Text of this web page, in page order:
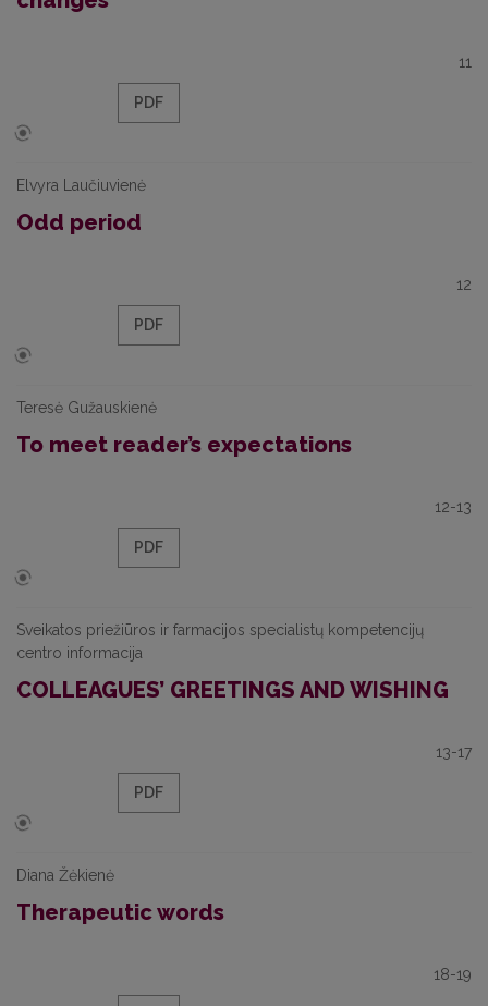
11
PDF
Elvyra Laučiuvienė
Odd period
12
PDF
Teresė Gužauskienė
To meet reader’s expectations
12-13
PDF
Sveikatos priežiūros ir farmacijos specialistų kompetencijų
centro informacija
COLLEAGUES’ GREETINGS AND WISHING
13-17
PDF
Diana Žėkienė
Therapeutic words
18-19